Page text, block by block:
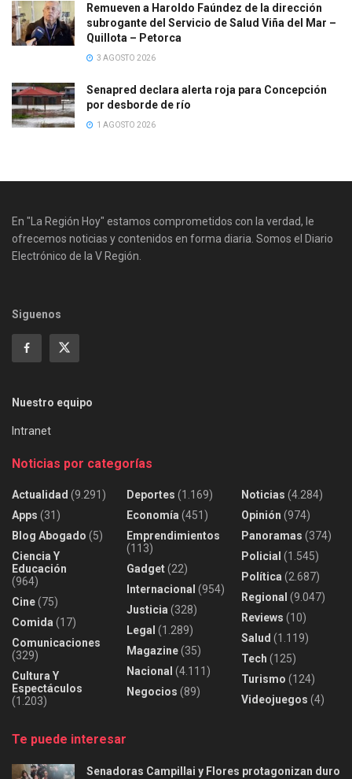
Remueven a Haroldo Faúndez de la dirección
subrogante del Servicio de Salud Viña del Mar –
Quillota – Petorca
3 AGOSTO 2026
Senapred declara alerta roja para Concepción
por desborde de río
1 AGOSTO 2026
En "La Región Hoy" estamos comprometidos con la verdad, le
ofrecemos noticias y contenidos en forma diaria. Somos el Diario
Electrónico de la V Región.
Siguenos
Nuestro equipo
Intranet
Noticias por categorías
Actualidad (9.291)
Apps (31)
Blog Abogado (5)
Ciencia Y
Educación
(964)
Cine(75)
Comida (17)
Comunicaciones
(329)
Cultura Y
Espectáculos
(1.203)
Deportes (1.169)
Economía (451)
Emprendimientos
(113)
Gadget(22)
Internacional (954)
Justicia (328)
Legal (1.289)
Magazine(35)
Nacional (4.111)
Negocios (89)
Noticias (4.284)
Opinión (974)
Panoramas (374)
Policial (1.545)
Política (2.687)
Regional (9.047)
Reviews (10)
Salud (1.119)
Tech (125)
Turismo (124)
Videojuegos (4)
Te puede interesar
Senadoras Campillai y Flores protagonizan duro